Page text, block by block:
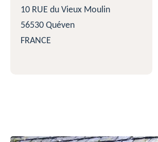
10 RUE du Vieux Moulin
56530 Quéven
FRANCE